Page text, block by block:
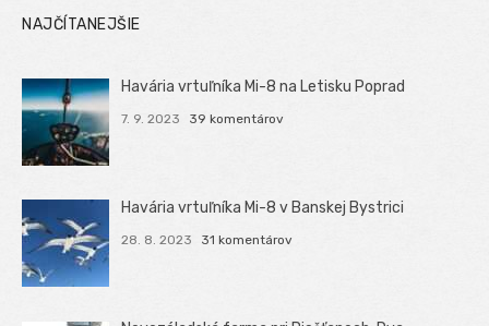
NAJČÍTANEJŠIE
Havária vrtuľníka Mi-8 na Letisku Poprad
7. 9. 2023 39 komentárov
Havária vrtuľníka Mi-8 v Banskej Bystrici
28. 8. 2023 31 komentárov